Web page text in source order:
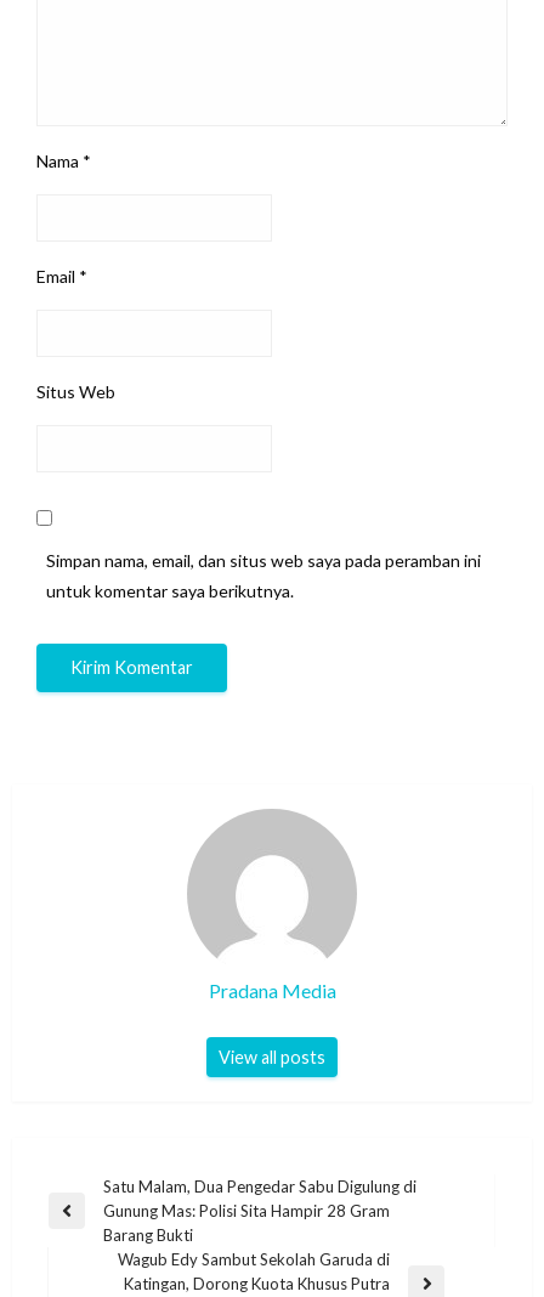
Nama *
Email *
Situs Web
Simpan nama, email, dan situs web saya pada peramban ini
untuk komentar saya berikutnya.
Pradana Media
View all posts
Satu Malam, Dua Pengedar Sabu Digulung di
Gunung Mas: Polisi Sita Hampir 28 Gram
Barang Bukti
Wagub Edy Sambut Sekolah Garuda di
Katingan, Dorong Kuota Khusus Putra